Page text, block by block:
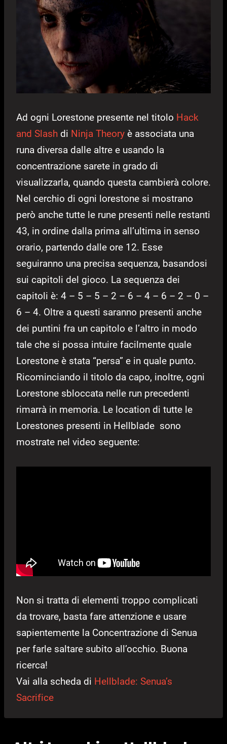
Ad ogni Lorestone presente nel titolo Hack
and Slash di Ninja Theory è associata una
runa diversa dalle altre e usando la
concentrazione sarete in grado di
visualizzarla, quando questa cambierà colore.
Nel cerchio di ogni lorestone si mostrano
però anche tutte le rune presenti nelle restanti
43, in ordine dalla prima all’ultima in senso
orario, partendo dalle ore 12. Esse
seguiranno una precisa sequenza, basandosi
sui capitoli del gioco. La sequenza dei
capitoli è: 4 – 5 – 5 – 2 – 6 – 4 – 6 – 2 – 0 –
6 – 4. Oltre a questi saranno presenti anche
dei puntini fra un capitolo e l’altro in modo
tale che si possa intuire facilmente quale
Lorestone è stata “persa” e in quale punto.
Ricominciando il titolo da capo, inoltre, ogni
Lorestone sbloccata nelle run precedenti
rimarrà in memoria. Le location di tutte le
Lorestones presenti in Hellblade sono
mostrate nel video seguente:
Non si tratta di elementi troppo complicati
da trovare, basta fare attenzione e usare
sapientemente la Concentrazione di Senua
per farle saltare subito all’occhio. Buona
ricerca!
Vai alla scheda di Hellblade: Senua’s
Sacrifice